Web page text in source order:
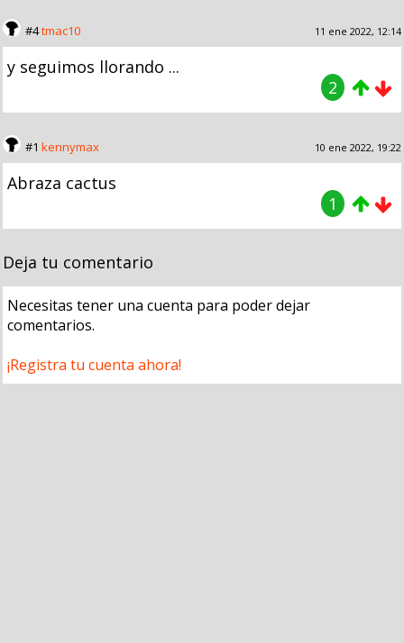
#4tmac10 11 ene 2022, 12:14
y seguimos llorando ...
2
#1 kennymax 10 ene 2022, 19:22
Abraza cactus
1
Deja tu comentario
Necesitas tener una cuenta para poder dejar
comentarios.
¡Registra tu cuenta ahora!